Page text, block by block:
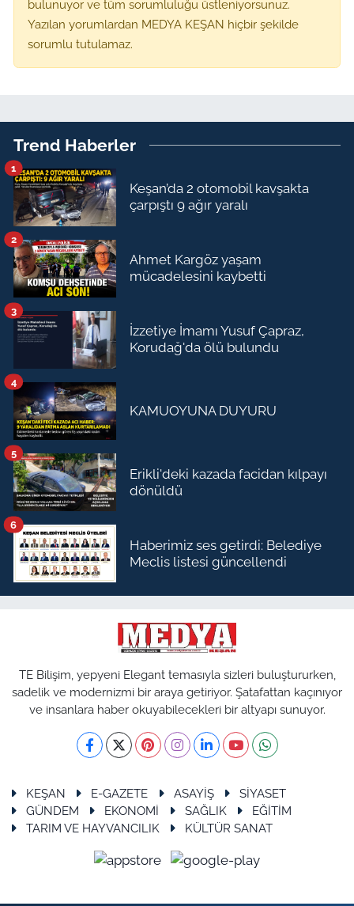
bulunuyor ve tüm sorumluluğu üstleniyorsunuz.
Yazılan yorumlardan MEDYA KEŞAN hiçbir şekilde
sorumlu tutulamaz.
Trend Haberler
Keşan’da 2 otomobil kavşakta
çarpıştı 9 ağır yaralı
1
Ahmet Kargöz yaşam
mücadelesini kaybetti
2
İzzetiye İmamı Yusuf Çapraz,
Korudağ'da ölü bulundu
3
KAMUOYUNA DUYURU
4
Erikli'deki kazada facidan kılpayı
dönüldü
5
Haberimiz ses getirdi: Belediye
Meclis listesi güncellendi
6
TE Bilişim, yepyeni Elegant temasıyla sizleri buluştururken,
sadelik ve modernizmi bir araya getiriyor. Şatafattan kaçınıyor
ve insanlara haber okuyabilecekleri bir altyapı sunuyor.
KEŞAN E-GAZETE ASAYİŞ
SİYASET
GÜNDEM
EKONOMİ SAĞLIK
EĞİTİM
TARIM VE HAYVANCILIK
KÜLTÜR SANAT